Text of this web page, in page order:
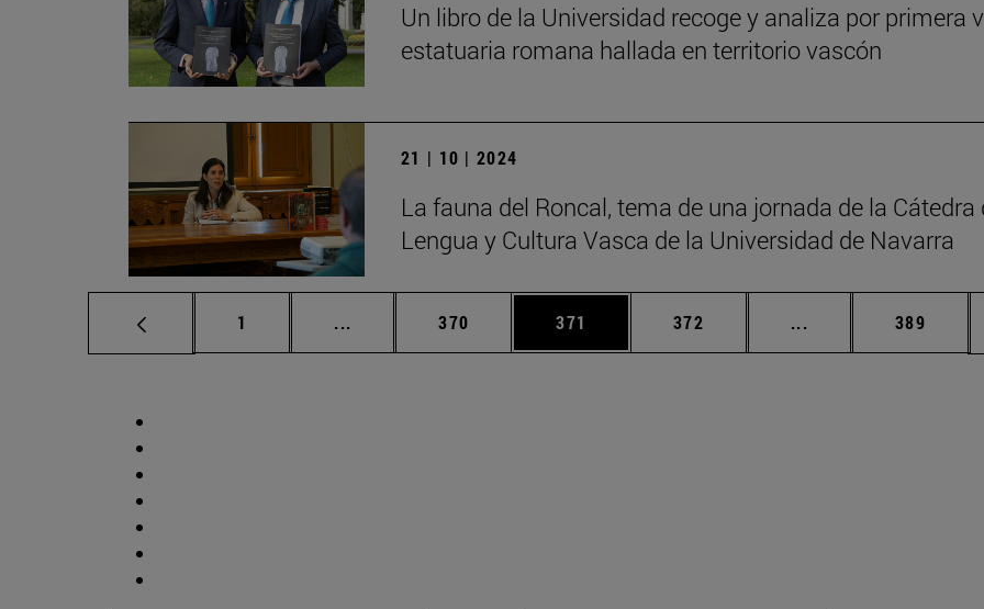
Un libro de la Universidad recoge y analiza por primera
estatuaria romana hallada en territorio vascón
21 | 10 | 2024
La fauna del Roncal, tema de una jornada de la Cátedra
Lengua y Cultura Vasca de la Universidad de Navarra
Página
1 ... Páginas intermedias Use TAB para desplazarse.
Página
370 Página
371 Página
372 ... Páginas Página
389